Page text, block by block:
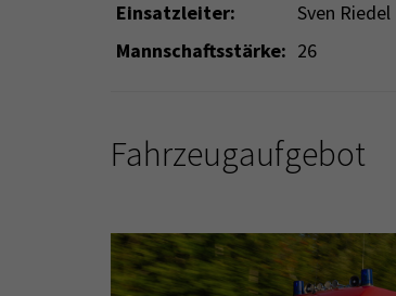
Einsatzleiter:
Sven Riedel
Mannschaftsstärke: 26
Fahrzeugaufgebot